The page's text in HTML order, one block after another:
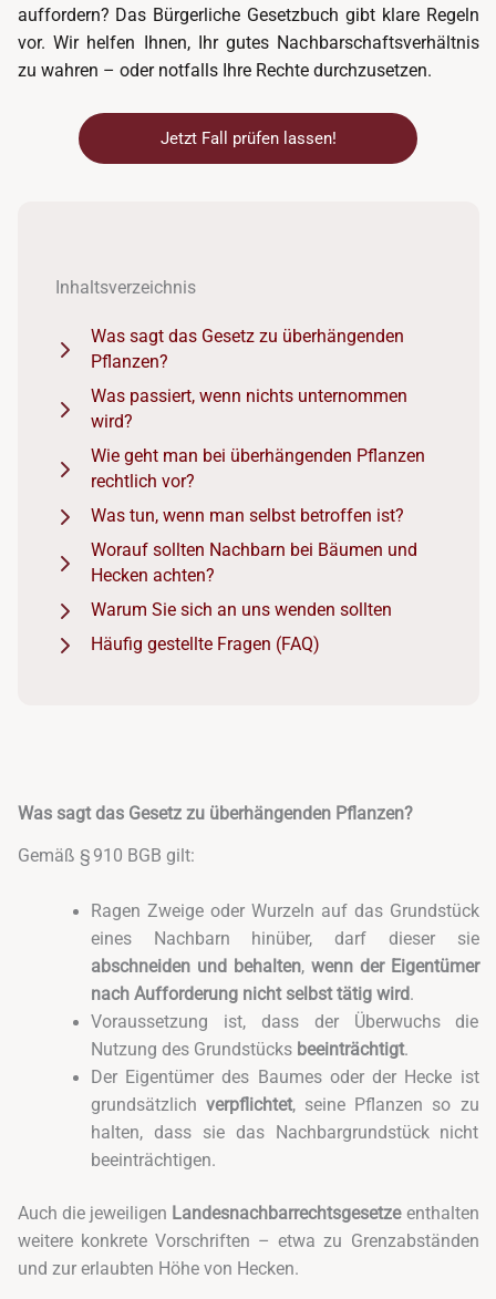
auffordern? Das Bürgerliche Gesetzbuch gibt klare Regeln
vor. Wir helfen Ihnen, Ihr gutes Nachbarschaftsverhältnis
zu wahren – oder notfalls Ihre Rechte durchzusetzen.
Jetzt Fall prüfen lassen!
Inhaltsverzeichnis
Was sagt das Gesetz zu überhängenden
Pflanzen?
Was passiert, wenn nichts unternommen
wird?
Wie geht man bei überhängenden Pflanzen
rechtlich vor?
Was tun, wenn man selbst betroffen ist?
Worauf sollten Nachbarn bei Bäumen und
Hecken achten?
Warum Sie sich an uns wenden sollten
Häufig gestellte Fragen (FAQ)
Was sagt das Gesetz zu überhängenden Pflanzen?
Gemäß § 910 BGB gilt:
Ragen Zweige oder Wurzeln auf das Grundstück
eines Nachbarn hinüber, darf dieser sie
abschneiden und behalten, wenn der Eigentümer
nach Aufforderung nicht selbst tätig wird.
Voraussetzung ist, dass der Überwuchs die
Nutzung des Grundstücks beeinträchtigt.
Der Eigentümer des Baumes oder der Hecke ist
grundsätzlichverpflichtet, seine Pflanzen so zu
halten, dass sie das Nachbargrundstück nicht
beeinträchtigen.
Auch die jeweiligen Landesnachbarrechtsgesetzeenthalten
weitere konkrete Vorschriften – etwa zu Grenzabständen
und zur erlaubten Höhe von Hecken.